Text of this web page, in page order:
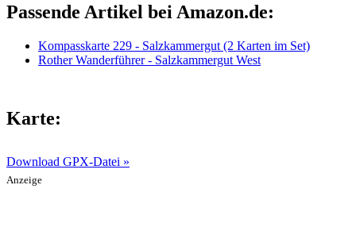
Passende Artikel bei Amazon.de:
Kompasskarte 229 - Salzkammergut (2 Karten im Set)
Rother Wanderführer - Salzkammergut West
Karte:
Download GPX-Datei »
Anzeige